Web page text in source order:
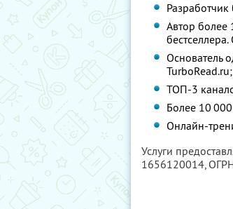
Автор более
Основатель
TurboRead.ru;
ТОП-3
Более 10
Онлайн-
Услуги
1656120014,